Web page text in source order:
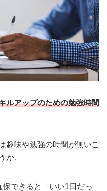
ルアップのための勉強時間
趣味や勉強の時間が無いこ
か。
できると「いい1日だっ